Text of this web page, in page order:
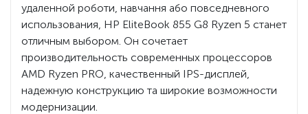
удаленной роботи, навчання або повседневного
использования, HP EliteBook 855 G8 Ryzen 5 станет
отличным выбором. Он сочетает
производительность современных процессоров
AMD Ryzen PRO, качественный IPS-дисплей,
надежную конструкцию та широкие возможности
модернизации.